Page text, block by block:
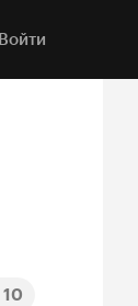
Войти
10